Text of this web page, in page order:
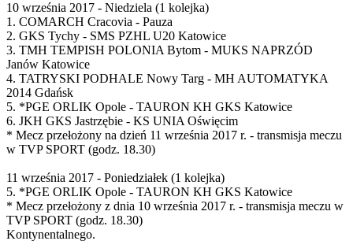
10 września 2017 - Niedziela (1 kolejka)
1. COMARCH Cracovia - Pauza
2. GKS Tychy - SMS PZHL U20 Katowice
3. TMH TEMPISH POLONIA Bytom - MUKS NAPRZÓD
Janów Katowice
4. TATRYSKI PODHALE Nowy Targ - MH AUTOMATYKA
2014 Gdańsk
5. *PGE ORLIK Opole - TAURON KH GKS Katowice
6. JKH GKS Jastrzębie - KS UNIA Oświęcim
* Mecz przełożony na dzień 11 września 2017 r. - transmisja meczu
w TVP SPORT (godz. 18.30)
11 września 2017 - Poniedziałek (1 kolejka)
5. *PGE ORLIK Opole - TAURON KH GKS Katowice
* Mecz przełożony z dnia 10 września 2017 r. - transmisja meczu w
TVP SPORT (godz. 18.30)
Kontynentalnego.